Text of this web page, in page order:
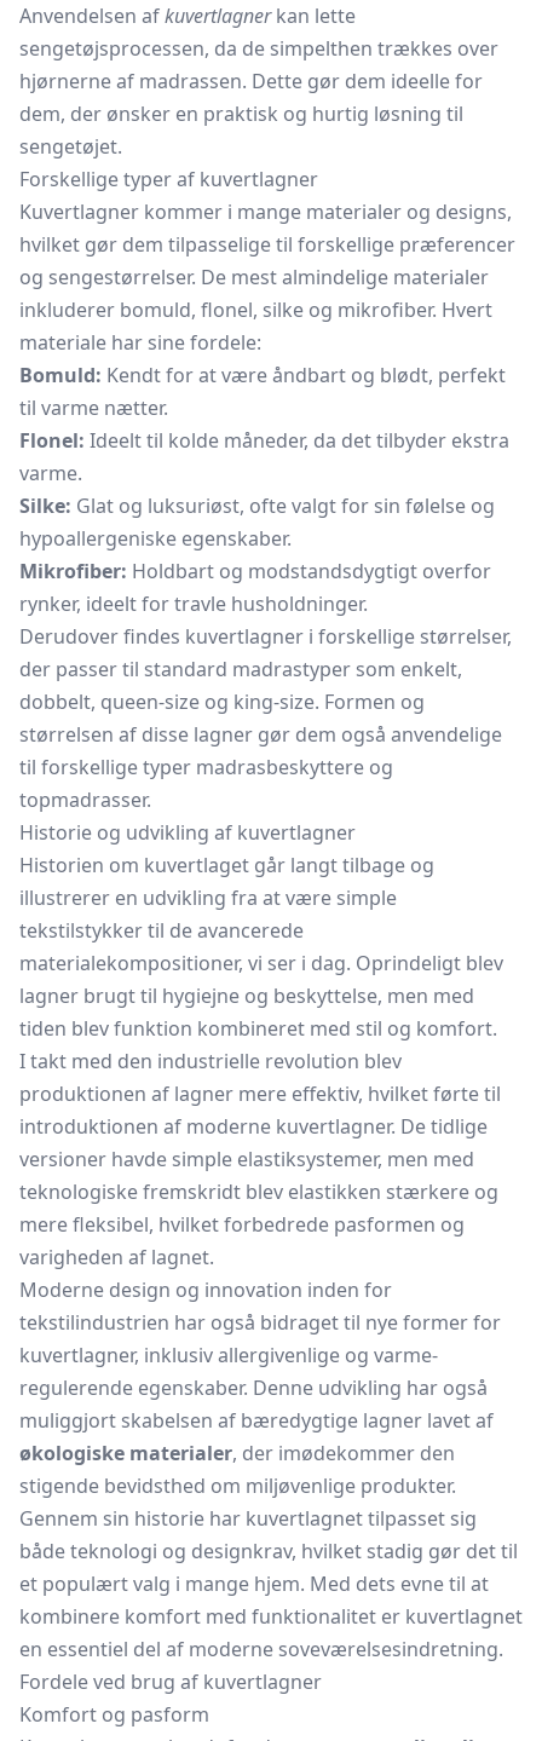
Anvendelsen afkuvertlagnerkan lette
sengetøjsprocessen, da de simpelthen trækkes over
hjørnerne af madrassen. Dette gør dem ideelle for
dem, der ønsker en praktisk og hurtig løsning til
sengetøjet.
Forskellige typer af kuvertlagner
Kuvertlagner kommer i mange materialer og designs,
hvilket gør dem tilpasselige til forskellige præferencer
og sengestørrelser. De mest almindelige materialer
inkluderer bomuld, flonel, silke og mikrofiber. Hvert
materiale har sine fordele:
Bomuld: Kendt for at være åndbart og blødt, perfekt
til varme nætter.
Flonel: Ideelt til kolde måneder, da det tilbyder ekstra
varme.
Silke: Glat og luksuriøst, ofte valgt for sin følelse og
hypoallergeniske egenskaber.
Mikrofiber: Holdbart og modstandsdygtigt overfor
rynker, ideelt for travle husholdninger.
Derudover findes kuvertlagner i forskellige størrelser,
der passer til standard madrastyper som enkelt,
dobbelt, queen-size og king-size. Formen og
størrelsen af disse lagner gør dem også anvendelige
til forskellige typer madrasbeskyttere og
topmadrasser.
Historie og udvikling af kuvertlagner
Historien om kuvertlaget går langt tilbage og
illustrerer en udvikling fra at være simple
tekstilstykker til de avancerede
materialekompositioner, vi ser i dag. Oprindeligt blev
lagner brugt til hygiejne og beskyttelse, men med
tiden blev funktion kombineret med stil og komfort.
I takt med den industrielle revolution blev
produktionen af lagner mere effektiv, hvilket førte til
introduktionen af moderne kuvertlagner. De tidlige
versioner havde simple elastiksystemer, men med
teknologiske fremskridt blev elastikken stærkere og
mere fleksibel, hvilket forbedrede pasformen og
varigheden af lagnet.
Moderne design og innovation inden for
tekstilindustrien har også bidraget til nye former for
kuvertlagner, inklusiv allergivenlige og varme-
regulerende egenskaber. Denne udvikling har også
muliggjort skabelsen af bæredygtige lagner lavet af
økologiske materialer, der imødekommer den
stigende bevidsthed om miljøvenlige produkter.
Gennem sin historie har kuvertlagnet tilpasset sig
både teknologi og designkrav, hvilket stadig gør det til
et populært valg i mange hjem. Med dets evne til at
kombinere komfort med funktionalitet er kuvertlagnet
en essentiel del af moderne soveværelsesindretning.
Fordele ved brug af kuvertlagner
Komfort og pasform